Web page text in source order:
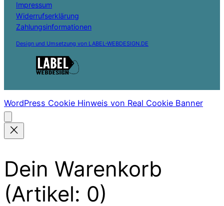
Impressum
Widerrufserklärung
Zahlungsinformationen
Design und Umsetzung von LABEL-WEBDESIGN.DE
WordPress Cookie Hinweis von Real Cookie Banner
Dein Warenkorb
(Artikel: 0)